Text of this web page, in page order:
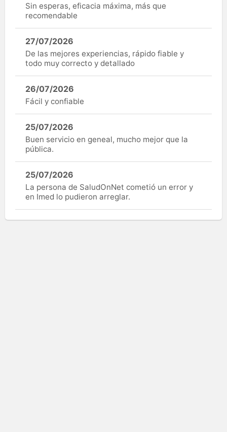
Sin esperas, eficacia máxima, más que
recomendable
27/07/2026
De las mejores experiencias, rápido fiable y
todo muy correcto y detallado
26/07/2026
Fácil y confiable
25/07/2026
Buen servicio en geneal, mucho mejor que la
pública.
25/07/2026
La persona de SaludOnNet cometió un error y
en Imed lo pudieron arreglar.